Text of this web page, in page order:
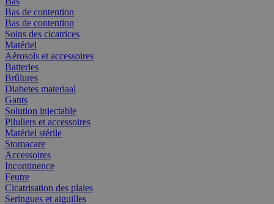
Bas de contention
Bas de contention
Soins des cicatrices
Matériel
Aérosols et accessoires
Batteries
Brûlures
Diabetes materiaal
Gants
Solution injectable
Piluliers et accessoires
Matériel stérile
Stomacare
Accessoires
Incontinence
Feutre
Cicatrisation des plaies
Seringues et aiguilles